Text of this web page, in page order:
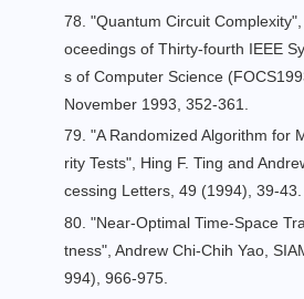
78. "Quantum Circuit Complexity",
oceedings of Thirty-fourth IEEE
s of Computer Science
November 1993, 352-361.
79. "A Randomized Algorithm for
rity Tests", Hing F. Ting and
cessing Letters, 49 (1994), 39-43.
80. "Near-Optimal Time-Space
tness", Andrew Chi-Chih Yao,
994), 966-975.